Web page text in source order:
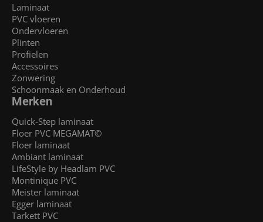
Laminaat
PVC vloeren
Ondervloeren
Plinten
Profielen
Accessoires
Zonwering
Schoonmaak en Onderhoud
Merken
Quick-Step laminaat
Floer PVC MEGAMAT©
Floer laminaat
Ambiant laminaat
LifeStyle by Headlam PVC
Montinique PVC
Meister laminaat
Egger laminaat
Tarkett PVC